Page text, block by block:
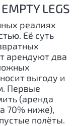
LEGS
реалиях
Её суть
арендуют два
выгоду и
Первые
(аренда
70% ниже),
полёты.